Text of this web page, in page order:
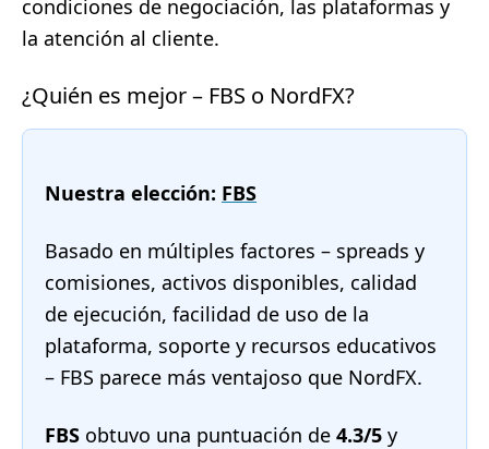
condiciones de negociación, las plataformas y
la atención al cliente.
¿Quién es mejor – FBS o NordFX?
Nuestra elección: FBS
Basado en múltiples factores – spreads y
comisiones, activos disponibles, calidad
de ejecución, facilidad de uso de la
plataforma, soporte y recursos educativos
– FBS parece más ventajoso que NordFX.
FBS obtuvo una puntuación de 4.3/5 y